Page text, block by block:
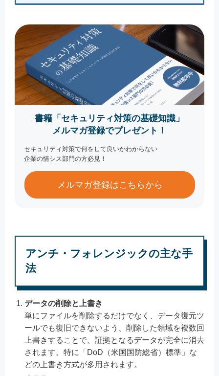
書籍「セキュリティ対策の基礎知識」
メルマガ登録でプレゼント！
セキュリティ対策で何をして良いかわからない
企業の情シス部門の方必見！
メルマガ登録はこちらから
アンチ・フォレンジックの主な手
法
データの削除と上書き
単にファイルを削除するだけでなく、データ復元ツ
ールでも復旧できないよう、削除した領域を複数回
上書きすることで、証拠となるデータが完全に消去
されます。特に「DoD（米国国防総省）標準」な
どの上書き方式が多用されます。